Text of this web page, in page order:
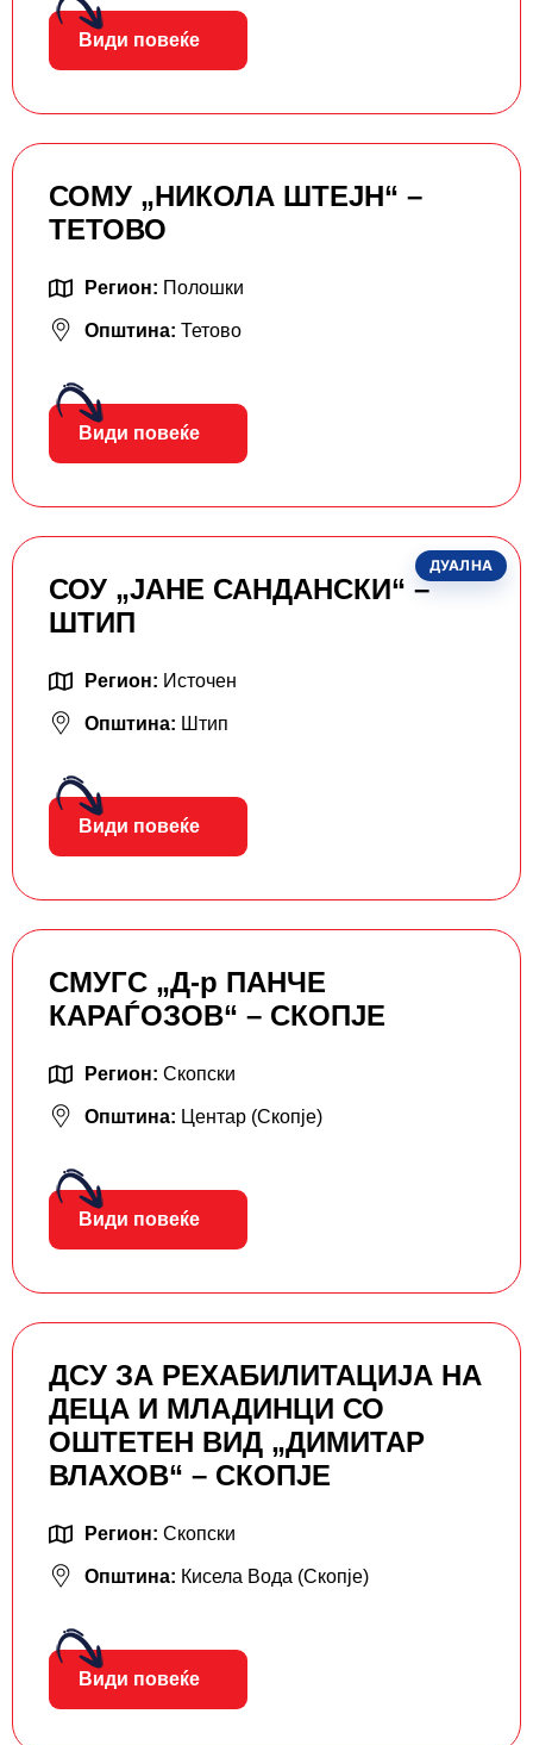
Види повеќе
СОМУ „НИКОЛА ШТЕЈН“ –
ТЕТОВО
Регион: Полошки
Општина: Тетово
Види повеќе
ДУАЛНА
СОУ „ЈАНЕ САНДАНСКИ“ –
ШТИП
Регион: Источен
Општина: Штип
Види повеќе
СМУГС „Д-р ПАНЧЕ
КАРАЃОЗОВ“ – СКОПЈЕ
Регион: Скопски
Општина: Центар (Скопје)
Види повеќе
ДСУ ЗА РЕХАБИЛИТАЦИЈА НА
ДЕЦА И МЛАДИНЦИ СО
ОШТЕТЕН ВИД „ДИМИТАР
ВЛАХОВ“ – СКОПЈЕ
Регион: Скопски
Општина: Кисела Вода (Скопје)
Види повеќе